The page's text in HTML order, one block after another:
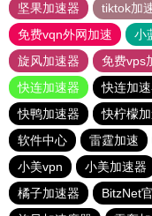
坚果加速器
tiktok加
免费vqn外网加速
小
旋风加速器
免费vps
快连加速器
快连加
快鸭加速器
快柠檬
软件中心
雷霆加速
小美vpn
小美加速器
橘子加速器
BitzNet